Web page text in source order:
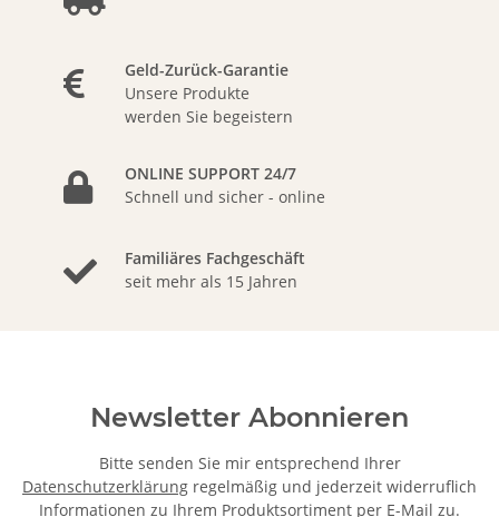
Geld-Zurück-Garantie
Unsere Produkte
werden Sie begeistern
ONLINE SUPPORT 24/7
Schnell und sicher - online
Familiäres Fachgeschäft
seit mehr als 15 Jahren
Newsletter Abonnieren
Bitte senden Sie mir entsprechend Ihrer
Datenschutzerklärung regelmäßig und jederzeit widerruflich
Informationen zu Ihrem Produktsortiment per E-Mail zu.